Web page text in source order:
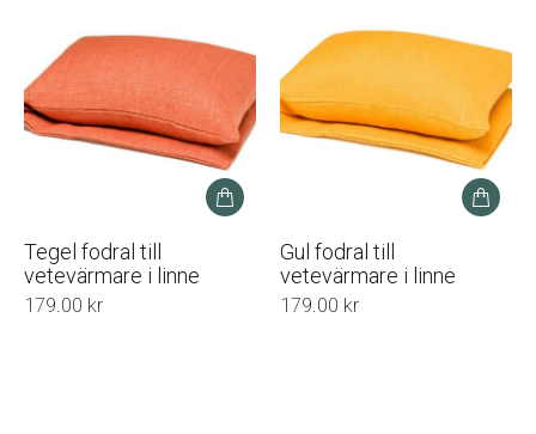
Tegel fodral till
vetevärmare i linne
179.00 kr
Gul fodral till
vetevärmare i linne
179.00 kr